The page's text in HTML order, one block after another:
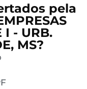
pela
I - URB.
MS?